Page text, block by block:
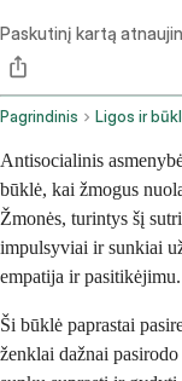
Paskutinį kartą
Pagrindinis Ligos ir
Antisocialinis
būklė, kai žmogus
Žmonės, turintys šį
impulsyviai ir sunkiai
empatija ir pasitikėjimu.
Ši būklė paprastai
ženklai dažnai